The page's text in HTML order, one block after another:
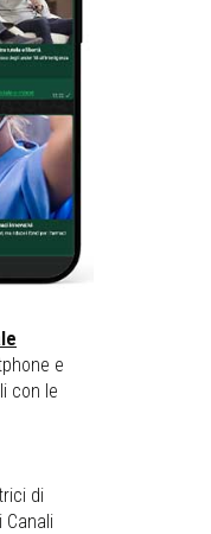
e
con le
di
Canali